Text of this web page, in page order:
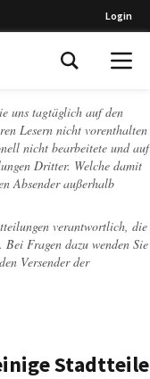
Login
uns tagtäglich auf den
Lesern nicht vorenthalten
nicht bearbeitete und auf
Dritter. Welche damit
Absender außerhalb
verantwortlich, die
Fragen dazu wenden Sie
Versender der
Stadtteile